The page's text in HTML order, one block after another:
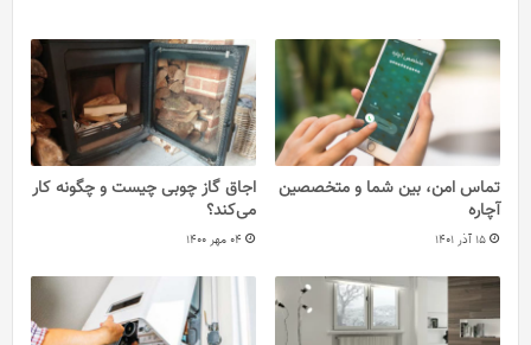
تماس امن، بین شما و متخصصین
آچاره
15 آذر 1401
اجاق گاز چوبی چیست و چگونه کار
می‌کند؟
04 مهر 1400